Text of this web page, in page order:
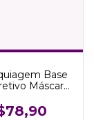
Base
Máscara